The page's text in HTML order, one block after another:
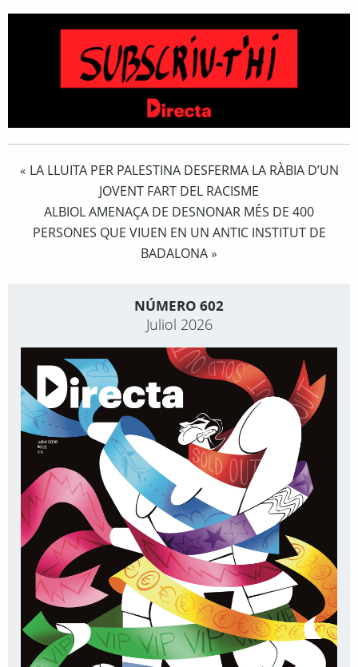
« LA LLUITA PER PALESTINA DESFERMA LA RÀBIA D’UN
JOVENT FART DEL RACISME
ALBIOL AMENAÇA DE DESNONAR MÉS DE 400
PERSONES QUE VIUEN EN UN ANTIC INSTITUT DE
BADALONA »
NÚMERO 602
Juliol 2026